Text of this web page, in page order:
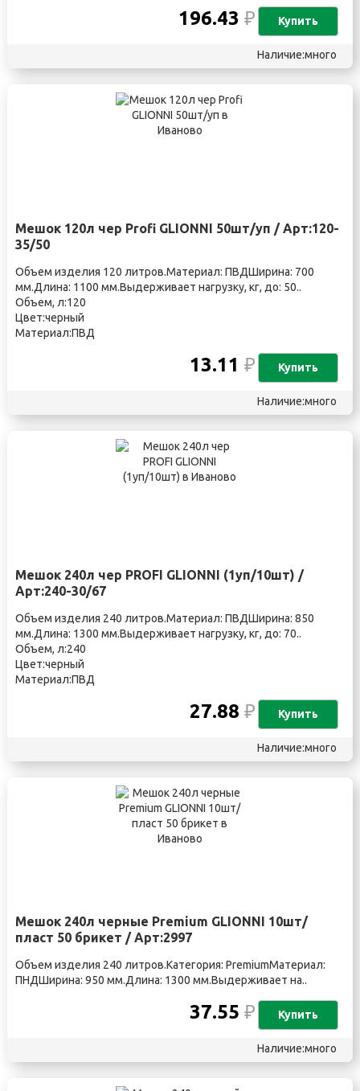
196.43₽ Купить
Наличие:много
Мешок 120л чер Profi GLIONNI 50шт/уп / Арт:120-
35/50
Объем изделия 120 литров.Материал: ПВДШирина: 700
мм.Длина: 1100 мм.Выдерживает нагрузку, кг, до: 50..
Объем, л:120
Цвет:черный
Материал:ПВД
13.11₽ Купить
Наличие:много
Мешок 240л чер PROFI GLIONNI (1уп/10шт) /
Арт:240-30/67
Объем изделия 240 литров.Материал: ПВДШирина: 850
мм.Длина: 1300 мм.Выдерживает нагрузку, кг, до: 70..
Объем, л:240
Цвет:черный
Материал:ПВД
27.88₽ Купить
Наличие:много
Мешок 240л черные Premium GLIONNI 10шт/
пласт 50 брикет / Арт:2997
Объем изделия 240 литров.Категория: PremiumМатериал:
ПНДШирина: 950 мм.Длина: 1300 мм.Выдерживает на..
37.55₽ Купить
Наличие:много